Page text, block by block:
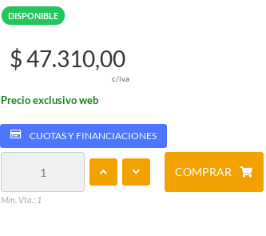
DISPONIBLE
$ 47.310,00
c/iva
Precio exclusivo web
CUOTAS Y FINANCIACIONES
Min. Vta.: 1
COMPRAR